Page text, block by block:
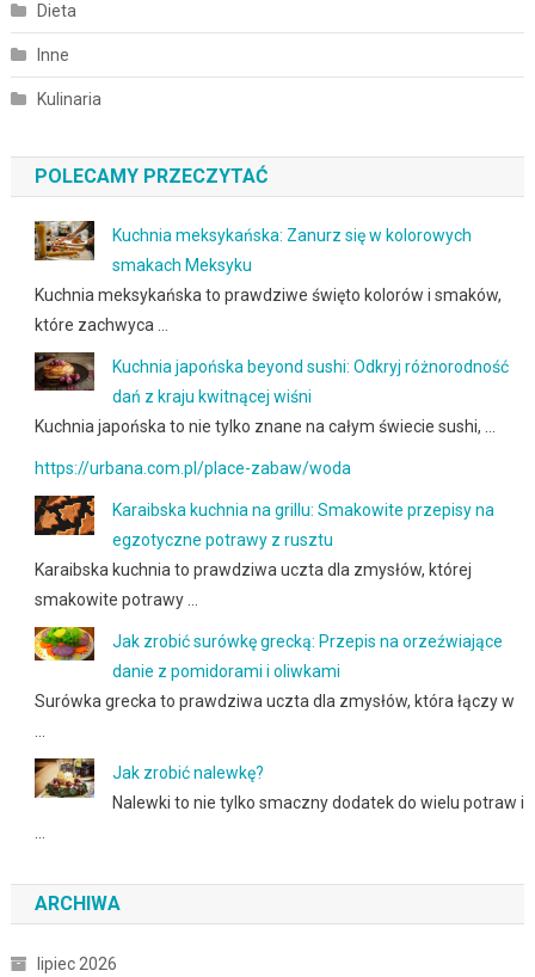
Dieta
Inne
Kulinaria
POLECAMY PRZECZYTAĆ
Kuchnia meksykańska: Zanurz się w kolorowych
smakach Meksyku
Kuchnia meksykańska to prawdziwe święto kolorów i smaków,
które zachwyca …
Kuchnia japońska beyond sushi: Odkryj różnorodność
dań z kraju kwitnącej wiśni
Kuchnia japońska to nie tylko znane na całym świecie sushi, …
https://urbana.com.pl/place-zabaw/woda
Karaibska kuchnia na grillu: Smakowite przepisy na
egzotyczne potrawy z rusztu
Karaibska kuchnia to prawdziwa uczta dla zmysłów, której
smakowite potrawy …
Jak zrobić surówkę grecką: Przepis na orzeźwiające
danie z pomidorami i oliwkami
Surówka grecka to prawdziwa uczta dla zmysłów, która łączy w
Jak zrobić nalewkę?
Nalewki to nie tylko smaczny dodatek do wielu potraw i
ARCHIWA
lipiec 2026